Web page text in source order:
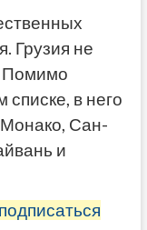
Грузия не
Помимо
в него
Сан-
и
подписаться